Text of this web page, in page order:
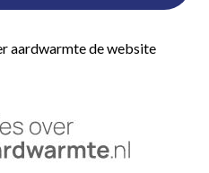
aardwarmte de website